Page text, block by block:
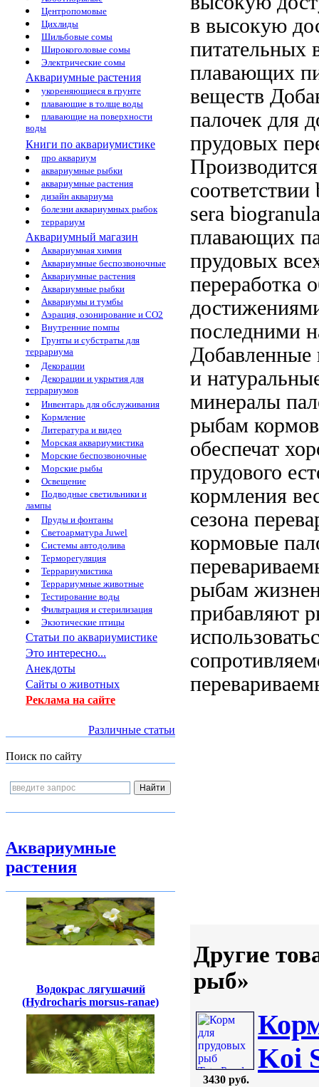
Центропомовые
Цихлиды
Шильбовые сомы
Широкоголовые сомы
Электрические сомы
Аквариумные растения
укореняющиеся в грунте
плавающие в толще воды
плавающие на поверхности
воды
Книги по аквариумистике
про аквариум
аквариумные рыбки
аквариумные растения
дизайн аквариума
болезни аквариумных рыбок
террариум
Аквариумный магазин
Аквариумная химия
Аквариумные беспозвоночные
Аквариумные растения
Аквариумные рыбки
Аквариумы и тумбы
Аэрация, озонирование и CO2
Внутренние помпы
Грунты и субстраты для
террариума
Декорации
Декорации и укрытия для
террариумов
Инвентарь для обслуживания
Кормление
Литература и видео
Морская аквариумистика
Морские беспозвоночные
Морские рыбы
Освещение
Подводные светильники и
лампы
Пруды и фонтаны
Светоарматура Juwel
Системы автодолива
Терморегуляция
Террариумистика
Террариумные животные
Тестирование воды
Фильтрация и стерилизация
Экзотические птицы
Статьи по аквариумистике
Это интересно...
Анекдоты
Сайты о животных
Реклама на сайте
Различные статьи
Поиск по сайту
Аквариумные
растения
Водокрас лягушачий
(Hydrocharis morsus-ranae)
в высокую
питательных
плавающих
веществ
палочек для
прудовых
соответствии
sera
плавающих
прудовых
переработка
последними
Добавленные
и
минералы
рыбам
обеспечат
прудового
кормления
сезона
кормовые
рыбам
прибавляют
Другие
рыб»
3430 руб.
Koi